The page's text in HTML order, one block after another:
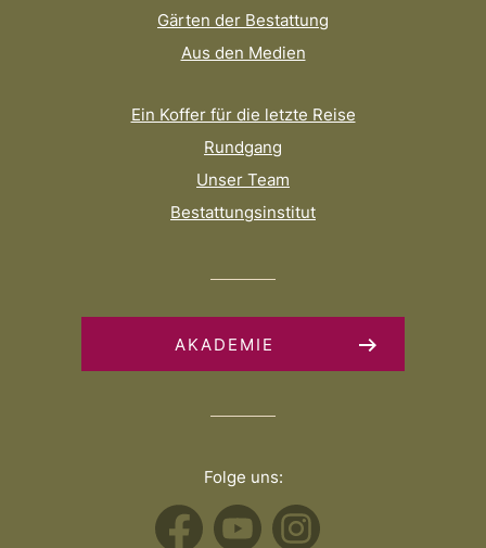
Gärten der Bestattung
Aus den Medien
Ein Koffer für die letzte Reise
Rundgang
Unser Team
Bestattungsinstitut
AKADEMIE
Folge uns: